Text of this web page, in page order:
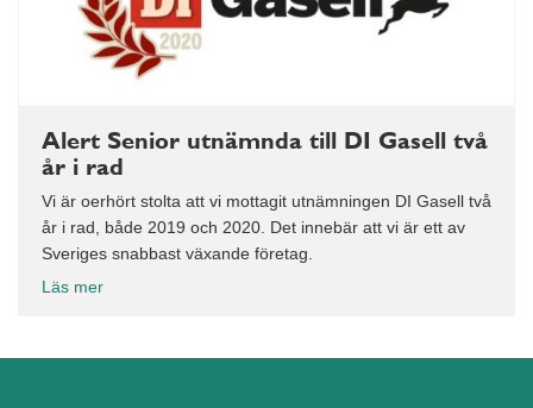
Alert Senior utnämnda till DI Gasell två
år i rad
Vi är oerhört stolta att vi mottagit utnämningen DI Gasell två
år i rad, både 2019 och 2020. Det innebär att vi är ett av
Sveriges snabbast växande företag.
Läs mer